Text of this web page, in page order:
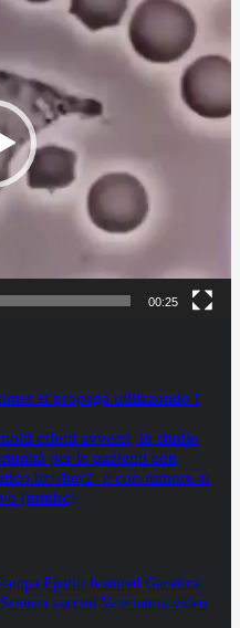
00:25
si propaga utilizzando i
effetti avversi, lo studio
per le pazienti con
hr+/her2- e con tumore al
(mtnbc)
Epatiti featured Genetica
Scienza vaccini Veterinaria video